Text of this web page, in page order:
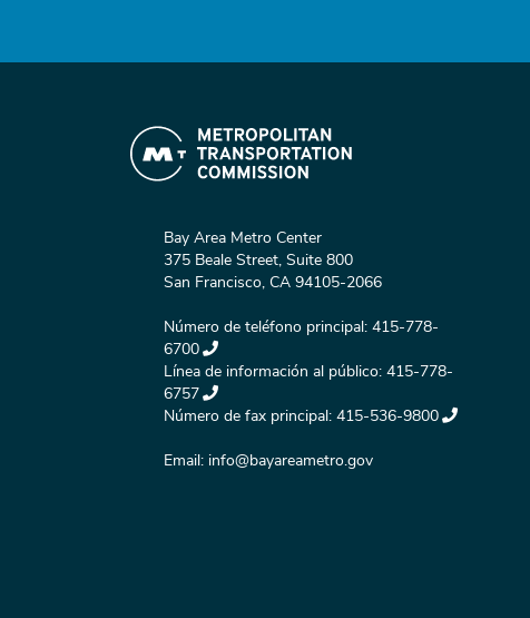
Bay Area Metro Center
375 Beale Street, Suite 800
San Francisco, CA 94105-2066
Número de teléfono principal: 415-778-
6700
Línea de información al público: 415-778-
6757
Número de fax principal: 415-536-9800
Email: info@bayareametro.gov